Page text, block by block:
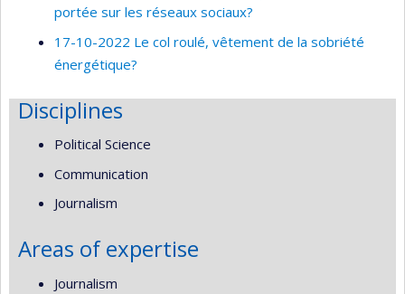
portée sur les réseaux sociaux?
17-10-2022 Le col roulé, vêtement de la sobriété
énergétique?
Disciplines
Political Science
Communication
Journalism
Areas of expertise
Journalism